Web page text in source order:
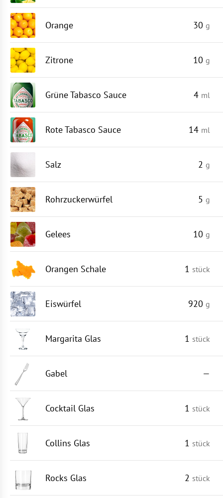
Orange 30 g
Zitrone 10 g
Grüne Tabasco Sauce 4 ml
Rote Tabasco Sauce 14 ml
Salz 2 g
Rohrzuckerwürfel 5 g
Gelees 10 g
Orangen Schale 1 stück
Eiswürfel 920 g
Margarita Glas 1 stück
Gabel —
Cocktail Glas 1 stück
Collins Glas 1 stück
Rocks Glas 2 stück